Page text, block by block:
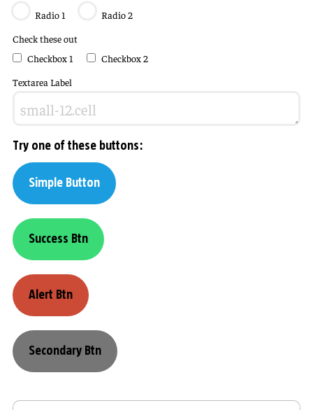
Radio 1
Radio 2
Check these out
Checkbox 1
Checkbox 2
Textarea Label
Try one of these buttons:
Simple Button
Success Btn
Alert Btn
Secondary Btn